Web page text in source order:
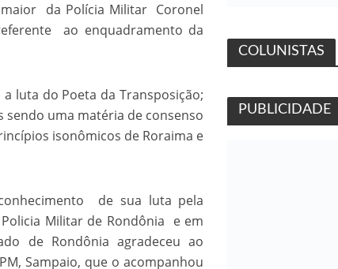
maior da Polícia Militar Coronel
ao enquadramento da
luta do Poeta da Transposição;
uma matéria de consenso
isonômicos de Roraima e
de sua luta pela
Militar de Rondônia e em
de Rondônia agradeceu ao
Sampaio, que o acompanhou
COLUNISTAS
PUBLICIDADE